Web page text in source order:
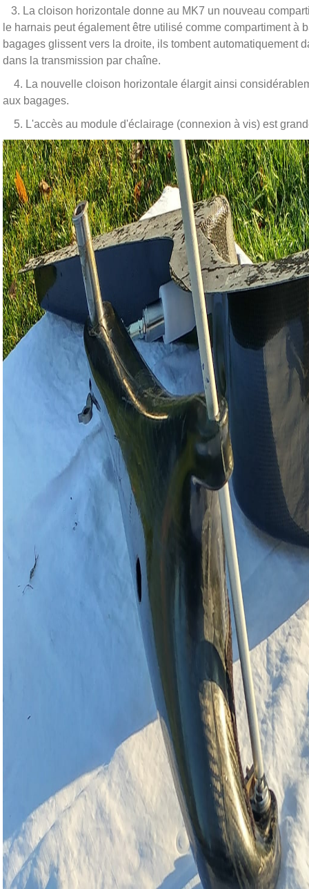
3. La cloison horizontale donne au MK7 un nouveau
le harnais peut également être utilisé comme compartiment
bagages glissent vers la droite, ils tombent automatiquement
dans la transmission par chaîne.
4. La nouvelle cloison horizontale élargit ainsi
aux bagages.
5. L'accès au module d'éclairage (connexion à vis) est